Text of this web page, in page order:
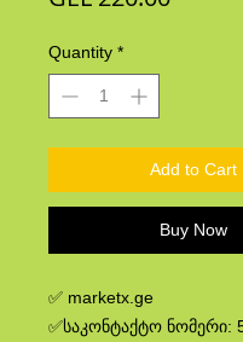
Quantity *
Add to Cart
Buy Now
✅ marketx.ge
✅საკონტაქტო ნომერი: